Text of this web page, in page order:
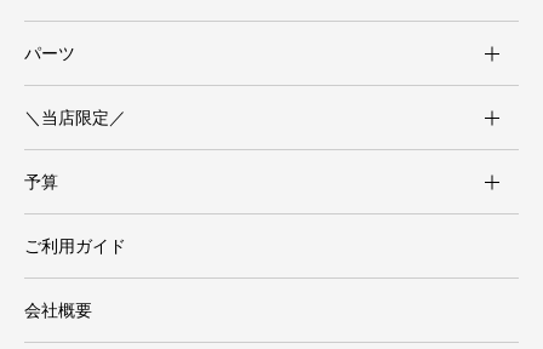
パーツ
＼当店限定／
予算
ご利用ガイド
会社概要